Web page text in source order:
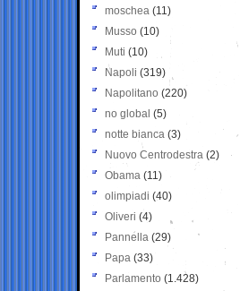
moschea (11)
Musso (10)
Muti (10)
Napoli (319)
Napolitano (220)
no global (5)
notte bianca (3)
Nuovo Centrodestra (2)
Obama (11)
olimpiadi (40)
Oliveri (4)
Pannella (29)
Papa (33)
Parlamento (1.428)